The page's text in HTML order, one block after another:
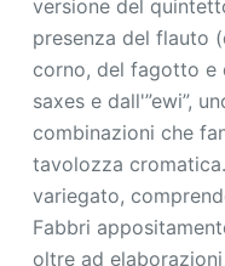
versione del
presenza del flauto
corno, del fagotto e
saxes e dall'”ewi”,
combinazioni che
tavolozza
variegato,
Fabbri
oltre ad